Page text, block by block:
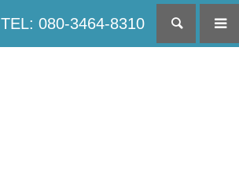
TEL: 080-3464-8310 検索